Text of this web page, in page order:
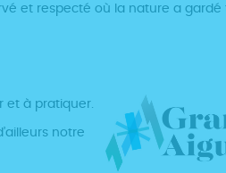
et respecté où la nature a gardé
et à pratiquer.
notre